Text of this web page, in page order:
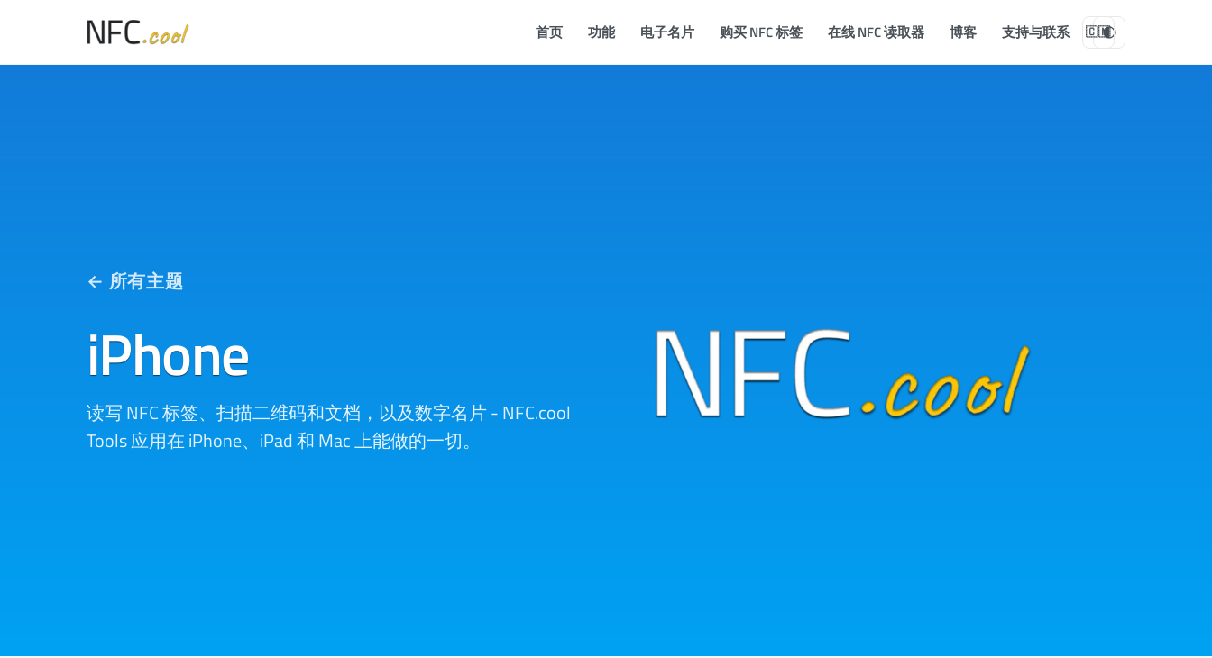
首页 功能 电子名片 购买 NFC 标签 在线 NFC 读取器 博客 支持与联系 🇨🇳
← 所有主题
iPhone
读写 NFC 标签、扫描二维码和文档，以及数字名片 - NFC.cool
Tools 应用在 iPhone、iPad 和 Mac 上能做的一切。